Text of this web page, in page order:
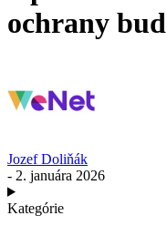
ochrany
Jozef Doliňák
- 2. januára 2026
Kategórie